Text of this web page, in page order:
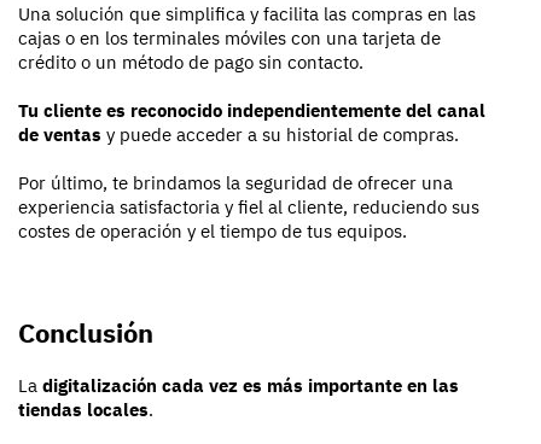
Una solución que simplifica y facilita las compras en las
cajas o en los terminales móviles con una tarjeta de
crédito o un método de pago sin contacto.
Tu cliente es reconocido independientemente del canal
de ventas y puede acceder a su historial de compras.
Por último, te brindamos la seguridad de ofrecer una
experiencia satisfactoria y fiel al cliente, reduciendo sus
costes de operación y el tiempo de tus equipos.
Conclusión
La digitalización cada vez es más importante en las
tiendas locales.